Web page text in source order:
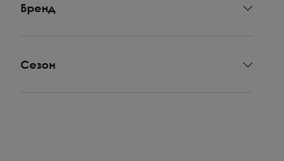
Бренд
Сезон